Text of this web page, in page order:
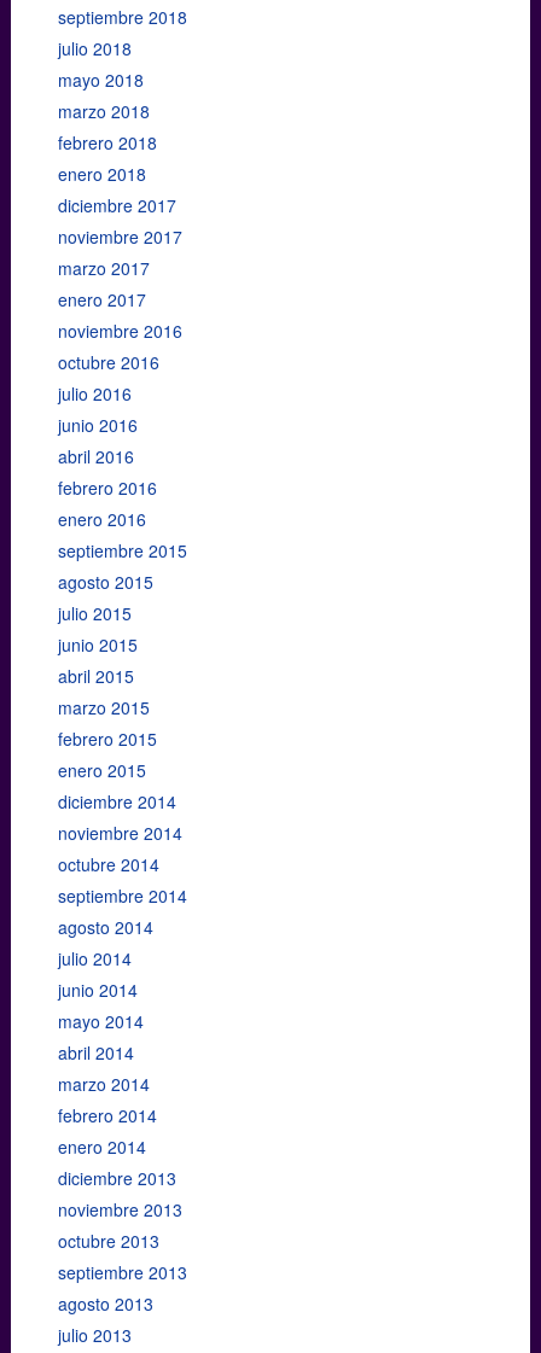
septiembre 2018
julio 2018
mayo 2018
marzo 2018
febrero 2018
enero 2018
diciembre 2017
noviembre 2017
marzo 2017
enero 2017
noviembre 2016
octubre 2016
julio 2016
junio 2016
abril 2016
febrero 2016
enero 2016
septiembre 2015
agosto 2015
julio 2015
junio 2015
abril 2015
marzo 2015
febrero 2015
enero 2015
diciembre 2014
noviembre 2014
octubre 2014
septiembre 2014
agosto 2014
julio 2014
junio 2014
mayo 2014
abril 2014
marzo 2014
febrero 2014
enero 2014
diciembre 2013
noviembre 2013
octubre 2013
septiembre 2013
agosto 2013
julio 2013